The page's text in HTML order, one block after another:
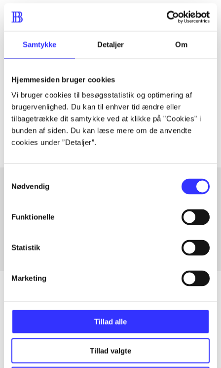
Samtykke Detaljer Om
Hjemmesiden bruger cookies
Vi bruger cookies til besøgsstatistik og optimering af
brugervenlighed. Du kan til enhver tid ændre eller
tilbagetrække dit samtykke ved at klikke på ”Cookies” i
bunden af siden. Du kan læse mere om de anvendte
cookies under ”Detaljer”.
Nødvendig
Funktionelle
Statistik
Marketing
Tillad alle
Tillad valgte
Tidsskrift
lorem ipsum dolor sit amet ...
Tidsskrift
Artiklerne ihandler ofte om
Fra
Alle registrerede artikler fordelt på udgivelser
...